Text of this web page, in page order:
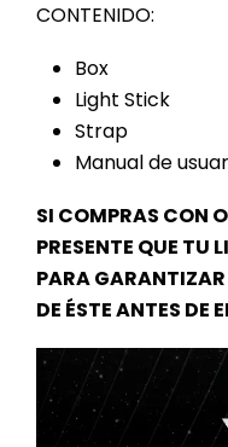
CONTENIDO:
Box
Light Stick
Strap
Manual de
SI COMPRAS CON
PRESENTE QUE TU
PARA
DE ÉSTE ANTES DE